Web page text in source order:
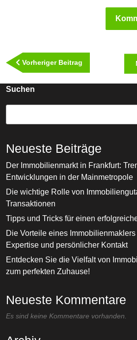
Vorheriger Beitrag
Beitrag
Suchen
Neueste Beiträge
Der Immobilienmarkt in Frankfurt:
Entwicklungen in der Mainmetropole
Die wichtige Rolle von
Transaktionen
Tipps und Tricks für einen
Die Vorteile eines
Expertise und persönlicher Kontakt
Entdecken Sie die Vielfalt von
zum perfekten Zuhause!
Neueste Kommentare
Es sind keine Kommentare vorhanden.